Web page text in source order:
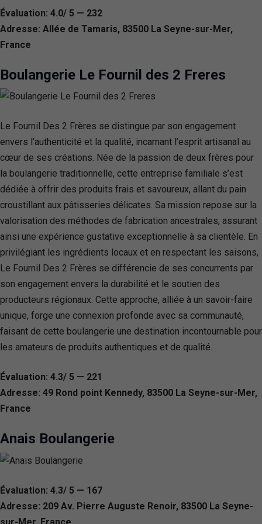
Évaluation: 4.0/ 5 — 232
Adresse: Allée de Tamaris, 83500 La Seyne-sur-Mer,
France
Boulangerie Le Fournil des 2 Freres
Le Fournil Des 2 Frères se distingue par son engagement
envers l’authenticité et la qualité, incarnant l’esprit artisanal au
cœur de ses créations. Née de la passion de deux frères pour
la boulangerie traditionnelle, cette entreprise familiale s’est
dédiée à offrir des produits frais et savoureux, allant du pain
croustillant aux pâtisseries délicates. Sa mission repose sur la
valorisation des méthodes de fabrication ancestrales, assurant
ainsi une expérience gustative exceptionnelle à sa clientèle. En
privilégiant les ingrédients locaux et en respectant les saisons,
Le Fournil Des 2 Frères se différencie de ses concurrents par
son engagement envers la durabilité et le soutien des
producteurs régionaux. Cette approche, alliée à un savoir-faire
unique, forge une connexion profonde avec sa communauté,
faisant de cette boulangerie une destination incontournable pour
les amateurs de produits authentiques et de qualité.
Évaluation: 4.3/ 5 — 221
Adresse: 49 Rond point Kennedy, 83500 La Seyne-sur-Mer,
France
Anais Boulangerie
Évaluation: 4.3/ 5 — 167
Adresse: 209 Av. Pierre Auguste Renoir, 83500 La Seyne-
sur-Mer, France